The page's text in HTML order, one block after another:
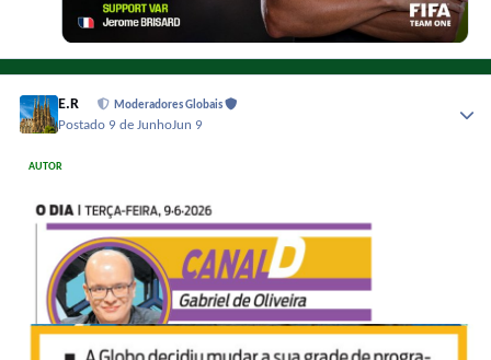
E.R Moderadores Globais
Postado 9 de JunhoJun 9
AUTOR